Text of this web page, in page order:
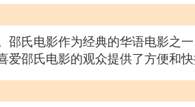
氏电影作为经典的华语电影之
邵氏电影的观众提供了方便和快